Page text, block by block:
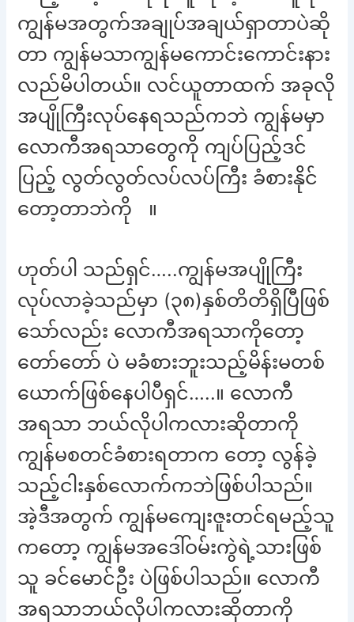
ကျွန်မအတွက်အချုပ်အချယ်ရှာတာပဲဆို
တာ ကျွန်မသာကျွန်မကောင်းကောင်းနား
လည်မိပါတယ်။ လင်ယူတာထက် အခုလို
အပျိုကြီးလုပ်နေရသည်ကဘဲ ကျွန်မမှာ
လောကီအရသာတွေကို ကျပ်ပြည့်ဒင်
ပြည့် လွတ်လွတ်လပ်လပ်ကြီး ခံစားနိုင်
တော့တာဘဲကို ။
ဟုတ်ပါ သည်ရှင်…..ကျွန်မအပျိုကြီး
လုပ်လာခဲ့သည်မှာ (၃၈)နှစ်တိတိရှိပြီဖြစ်
သော်လည်း လောကီအရသာကိုတော့
တော်တော် ပဲ မခံစားဘူးသည့်မိန်းမတစ်
ယောက်ဖြစ်နေပါပီရှင်…..။ လောကီ
အရသာ ဘယ်လိုပါကလားဆိုတာကို
ကျွန်မစတင်ခံစားရတာက တော့ လွန်ခဲ့
သည့်ငါးနှစ်လောက်ကဘဲဖြစ်ပါသည်။
အဲ့ဒီအတွက် ကျွန်မကျေးဇူးတင်ရမည့်သူ
ကတော့ ကျွန်မအဒေါ်ဝမ်းကွဲရဲ့သားဖြစ်
သူ ခင်မောင်ဦး ပဲဖြစ်ပါသည်။ လောကီ
အရသာဘယ်လိုပါကလားဆိုတာကို